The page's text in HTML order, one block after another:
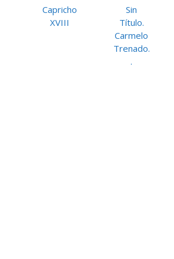
Capricho
XVIII
Sin
Título.
Carmelo
Trenado.
.